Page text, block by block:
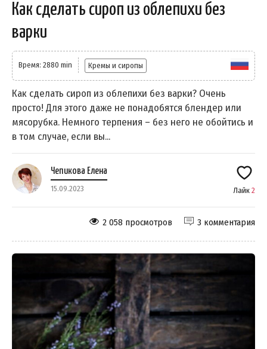
Как сделать сироп из облепихи без
варки
Время: 2880 min Кремы и сиропы
Как сделать сироп из облепихи без варки? Очень
просто! Для этого даже не понадобятся блендер или
мясорубка. Немного терпения – без него не обойтись и
в том случае, если вы...
Чепикова Елена
15.09.2023 Лайк 2
3 комментария
2 058 просмотров